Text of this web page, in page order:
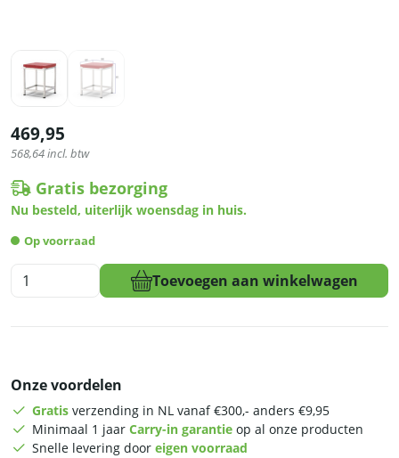
469,95
568,64incl. btw
Gratis bezorging
Nu besteld, uiterlijk woensdag in huis.
Op voorraad
HCB
Hakblok
cm
RVS
Toevoegen aan winkelwagen
Onze voordelen
Gratis verzending in NL vanaf €300,- anders €9,95
Minimaal 1 jaar Carry-in garantie op al onze producten
Snelle levering door eigen voorraad